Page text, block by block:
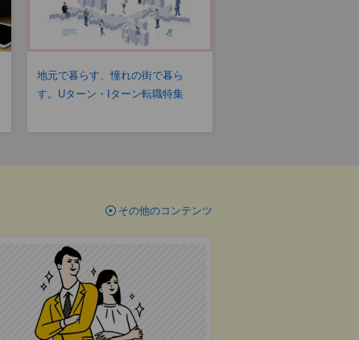
地元で暮らす、憧れの街で暮ら
す。Uターン・Iターン転職特集
その他のコンテンツ